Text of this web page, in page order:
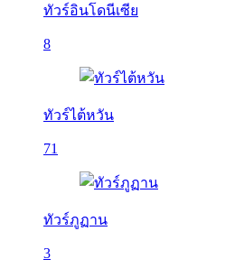
ทัวร์อินโดนีเซีย
8
ทัวร์ไต้หวัน
71
ทัวร์ภูฏาน
3